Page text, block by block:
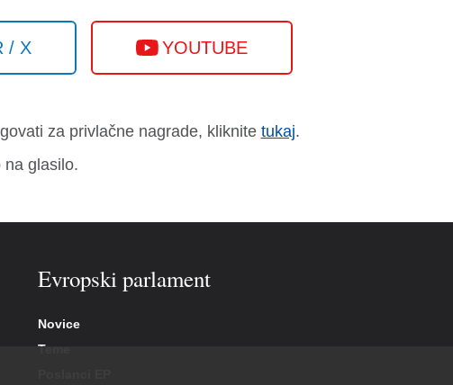
/ X YOUTUBE
za privlačne nagrade, kliknite tukaj.
glasilo.
Evropski parlament
Novice
Teme